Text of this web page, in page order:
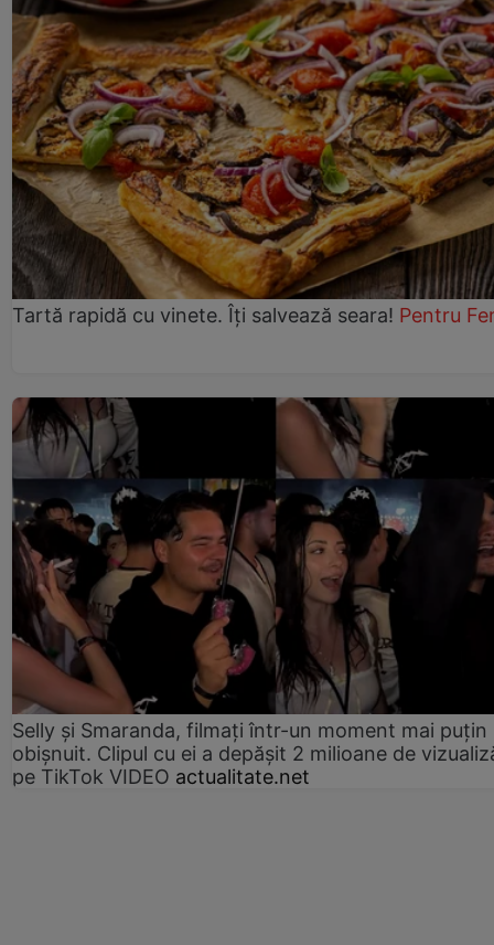
Tartă rapidă cu vinete. Îți salvează seara! Pentru
Selly și Smaranda, filmați într-un moment mai puțin
obișnuit. Clipul cu ei a depășit 2 milioane de
pe TikTok VIDEO actualitate.net